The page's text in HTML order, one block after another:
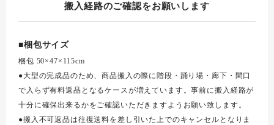
搬入経路のご確認をお願いします
■梱包サイズ
梱包 50×47×115cm
●大型の完成品のため、商品搬入の際に階段・踊り場・廊下・間口
で入らず有料返品となるケースが増えています。事前に搬入経路が
十分に確保出来るかをご確認いただきますようお願い致します。
●搬入不可返品は往復送料を差し引いた上でのキャンセルとなりま